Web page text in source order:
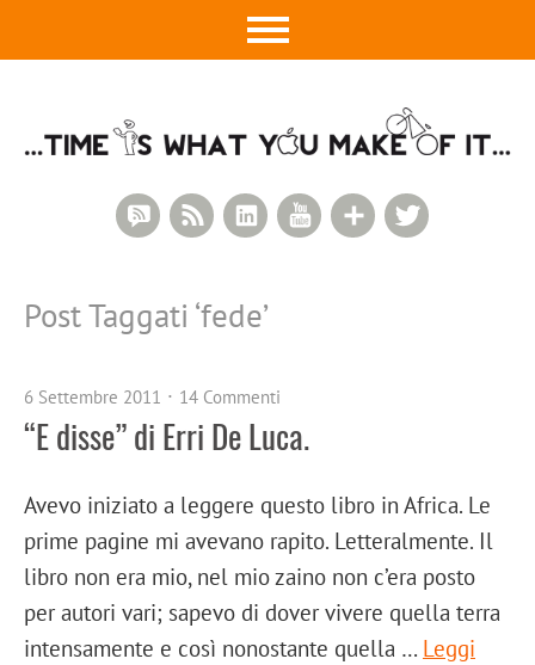
Google+
YouTube
LinkedIn
RSS Feed
RSS Comments
Post Taggati ‘fede’
6 Settembre 2011 14 Commenti
“E disse” di Erri De Luca.
Avevo iniziato a leggere questo libro in Africa. Le
prime pagine mi avevano rapito. Letteralmente. Il
libro non era mio, nel mio zaino non c’era posto
per autori vari; sapevo di dover vivere quella terra
intensamente e così nonostante quella … Leggi